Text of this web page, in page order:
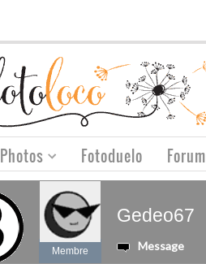
Photos Fotoduelo Forum
Gedeo67
Membre Message